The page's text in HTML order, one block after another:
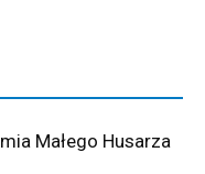
Małego Husarza